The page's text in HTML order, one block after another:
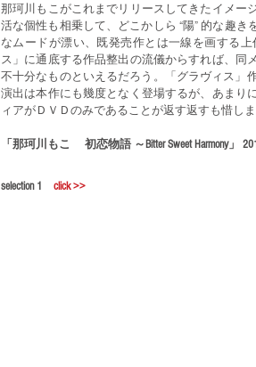
那珂川もこがこれまでリリースしてきたイメー
活な個性も相乗して、どこかしら “陽” 的な趣
なムードが漂い、既発売作とは一線を画する
ス」に通底する作品整出の流儀からすれば、同
不十分なものといえるだろう。「グラヴィス」
演出は本作にも幾度となく登場するが、あまり
ィアがＤＶＤのみであることが返す返すも惜しま
「那珂川もこ 　初恋物語 ～Bitter Sweet Harmony」
selection 1 click >>